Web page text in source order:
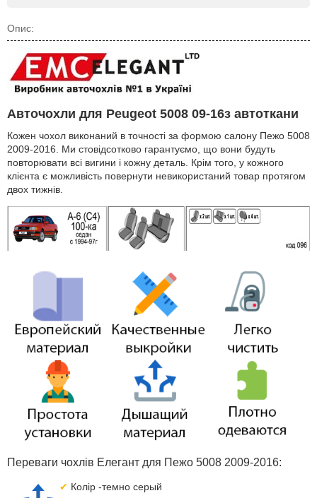
Опис:
Авточохли для Peugeot 5008 09-16з автоткани
Кожен чохол виконаний в точності за формою салону Пежо 5008
2009-2016. Ми стовідсотково гарантуємо, що вони будуть
повторювати всі вигини і кожну деталь. Крім того, у кожного
клієнта є можливість повернути невикористаний товар протягом
двох тижнів.
Переваги чохлів Елегант для Пежо 5008 2009-2016:
Колір -темно серый